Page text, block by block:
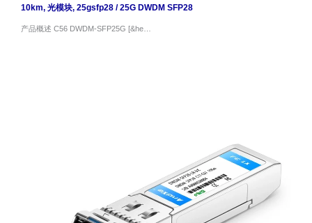
10km, 光模块, 25gsfp28/25G DWDM SFP28
产品概述 C56 DWDM-SFP25G [&he…